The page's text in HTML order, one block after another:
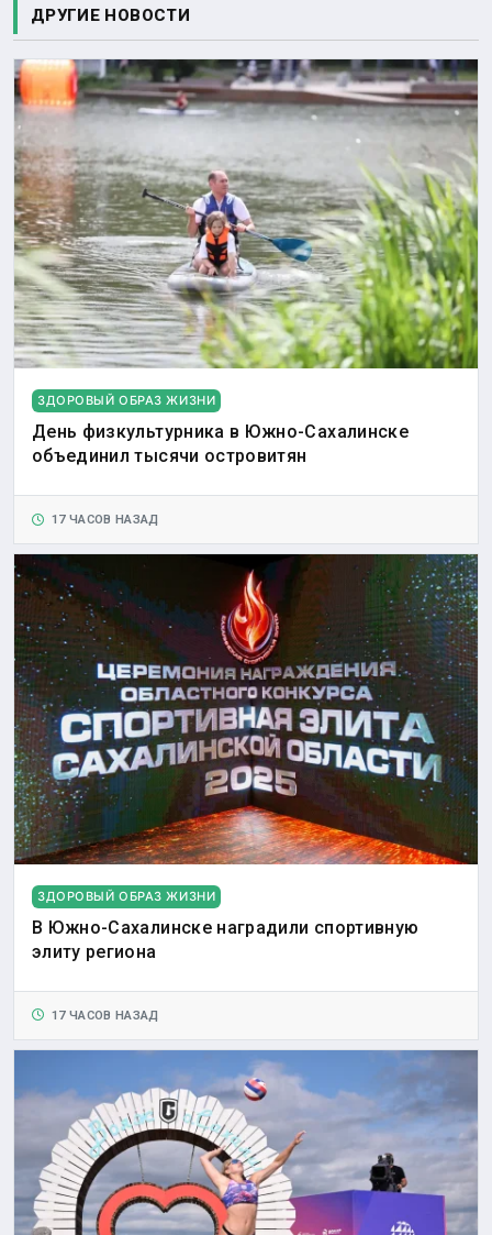
ДРУГИЕ НОВОСТИ
ЗДОРОВЫЙ ОБРАЗ ЖИЗНИ
День физкультурника в Южно-Сахалинске
объединил тысячи островитян
17 ЧАСОВ НАЗАД
ЗДОРОВЫЙ ОБРАЗ ЖИЗНИ
В Южно-Сахалинске наградили спортивную
элиту региона
17 ЧАСОВ НАЗАД